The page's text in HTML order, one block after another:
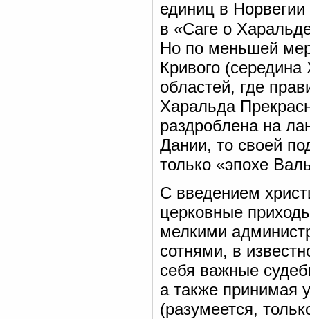
единиц в
в «Саге о
Но по меньшей
Кривого
областей, где
Харальда
раздроблена на
Дании, то своей
только «эпохе
С введением
церковные
мелкими
сотнями, в
себя важные
а также принимая
(разумеется,